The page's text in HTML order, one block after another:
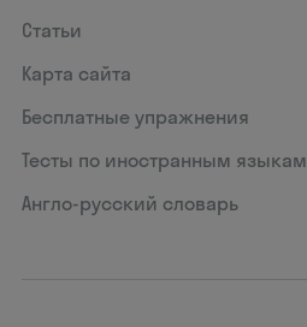
Статьи
Карта сайта
Бесплатные упражнения
Тесты по иностранным языкам
Англо-русский словарь